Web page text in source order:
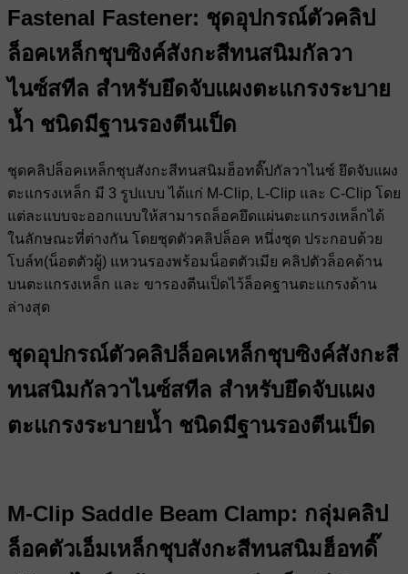
Fastenal Fastener: ชุดอุปกรณ์ตัวคลิป
ล็อคเหล็กชุบซิงค์สังกะสีทนสนิมกัลวา
ไนซ์สทีล สำหรับยึดจับแผงตะแกรงระบาย
น้ำ ชนิดมีฐานรองตีนเป็ด
ชุดคลิปล็อคเหล็กชุบสังกะสีทนสนิมฮ็อทดิ๊ปกัลวาไนซ์ ยึดจับแผง
ตะแกรงเหล็ก มี 3 รูปแบบ ได้แก่ M-Clip, L-Clip และ C-Clip โดย
แต่ละแบบจะออกแบบให้สามารถล็อคยึดแผ่นตะแกรงเหล็กได้
ในลักษณะที่ต่างกัน โดยชุดตัวคลิปล็อค หนึ่งชุด ประกอบด้วย
โบล์ท(น็อตตัวผู้) แหวนรองพร้อมน็อตตัวเมีย คลิปตัวล็อคด้าน
บนตะแกรงเหล็ก และ ขารองตีนเป็ดไว้ล็อคฐานตะแกรงด้าน
ล่างสุด
ชุดอุปกรณ์ตัวคลิปล็อคเหล็กชุบซิงค์สังกะสี
ทนสนิมกัลวาไนซ์สทีล สำหรับยึดจับแผง
ตะแกรงระบายน้ำ ชนิดมีฐานรองตีนเป็ด
M-Clip Saddle Beam Clamp: กลุ่มคลิป
ล็อคตัวเอ็มเหล็กชุบสังกะสีทนสนิมฮ็อทดิ๊